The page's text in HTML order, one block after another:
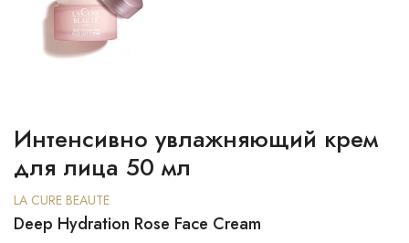
Интенсивно увлажняющий крем
для лица 50 мл
LA CURE BEAUTE
Deep Hydration Rose Face Cream